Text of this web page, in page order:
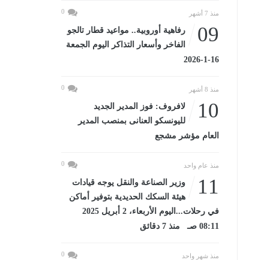
منذ 7 أشهر 0
09
رفاهية أوروبية.. مواعيد قطار تالجو
الفاخر وأسعار التذاكر اليوم الجمعة
16-1-2026
منذ 8 أشهر 0
10
لافروف: فوز المدير الجديد
لليونسكو العنانى بمنصب المدير
العام مؤشر مشجع
منذ عام واحد 0
11
وزير الصناعة والنقل يوجه قيادات
هيئة السكك الحديدية بتوفير أماكن
في رحلات...اليوم الأربعاء، 2 أبريل 2025
08:11 صـ منذ 7 دقائق
منذ شهر واحد 0